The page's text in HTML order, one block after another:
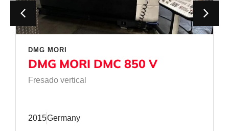
DMG MORI
DMG MORI DMC 850 V
Fresado vertical
2015Germany